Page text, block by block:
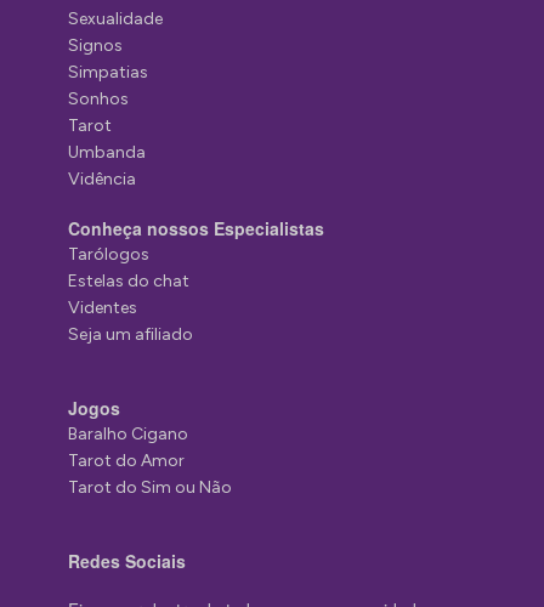
Sexualidade
Signos
Simpatias
Sonhos
Tarot
Umbanda
Vidência
Conheça nossos Especialistas
Tarólogos
Estelas do chat
Videntes
Seja um afiliado
Jogos
Baralho Cigano
Tarot do Amor
Tarot do Sim ou Não
Redes Sociais